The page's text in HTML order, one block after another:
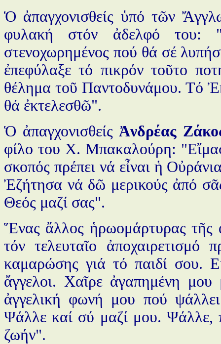
Ὁ ἀπαγχονισθείς ὑπό τῶν
φυλακή στόν ἀδελφό του:
στενοχωρημένος πού θά σέ
ἐπεφύλαξε τό πικρόν τοῦτο
θέλημα τοῦ Παντοδυνάμου. Τό
θά ἐκτελεσθῶ".
Ὁ ἀπαγχονισθείςἈνδρέας
φίλο του Χ. Μπακαλούρη:
σκοπός πρέπει νά εἶναι ἡ
Ἐζήτησα νά δῶ μερικούς ἀπό
Θεός μαζί σας".
Ἕνας ἄλλος ἡρωομάρτυρας τῆς
τόν τελευταῖο
καμαρώσης γιά τό παιδί σου.
ἄγγελοι. Χαῖρε ἀγαπημένη
ἀγγελική φωνή μου πού
Ψάλλε καί σύ μαζί μου. Ψάλλε,
ζωήν".